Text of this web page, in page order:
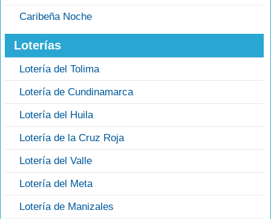
Caribeña Noche
Loterías
Lotería del Tolima
Lotería de Cundinamarca
Lotería del Huila
Lotería de la Cruz Roja
Lotería del Valle
Lotería del Meta
Lotería de Manizales